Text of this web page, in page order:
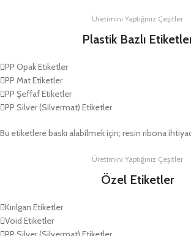
Üretimini Yaptığınız Çeşitler
Plastik Bazlı
PP Opak Etiketler
PP Mat Etiketler
PP Şeffaf Etiketler
PP Silver (Silvermat) Etiketler
Bu etiketlere baskı alabilmek için; resin ribona
Üretimini Yaptığınız Çeşitler
Özel Etiketler
Kırılgan Etiketler
Void Etiketler